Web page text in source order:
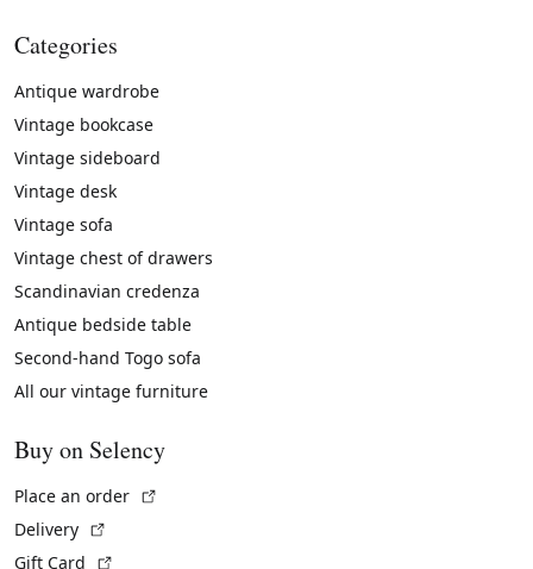
Categories
Antique wardrobe
Vintage bookcase
Vintage sideboard
Vintage desk
Vintage sofa
Vintage chest of drawers
Scandinavian credenza
Antique bedside table
Second-hand Togo sofa
All our vintage furniture
Buy on Selency
Place an order
Delivery
Gift Card